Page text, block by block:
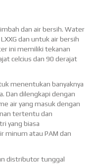
dan air bersih. Water
dan untuk air bersih
ini memiliki tekanan
celcius dan 90 derajat
menentukan banyaknya
Dan dilengkapi dengan
air yang masuk dengan
tertentu dan
yang biasa
minum atau PAM dan
distributor tunggal